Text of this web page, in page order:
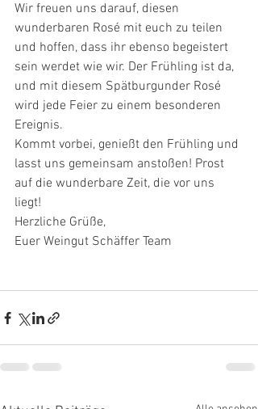
Wir freuen uns darauf, diesen
wunderbaren Rosé mit euch zu teilen
und hoffen, dass ihr ebenso begeistert
sein werdet wie wir. Der Frühling ist da,
und mit diesem Spätburgunder Rosé
wird jede Feier zu einem besonderen
Ereignis.
Kommt vorbei, genießt den Frühling und
lasst uns gemeinsam anstoßen! Prost
auf die wunderbare Zeit, die vor uns
liegt!
Herzliche Grüße,
Euer Weingut Schäffer Team